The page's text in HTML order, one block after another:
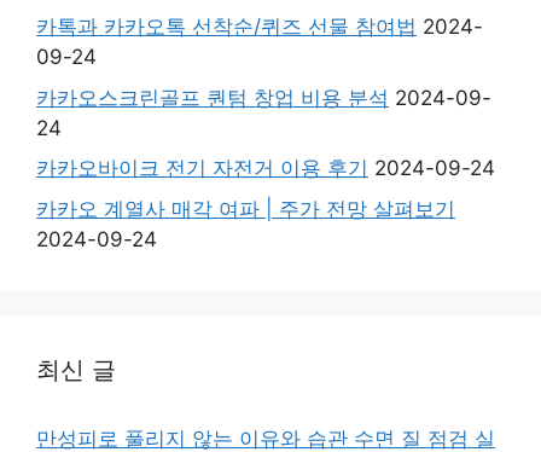
카톡과 카카오톡 선착순/퀴즈 선물 참여법 2024-
09-24
카카오스크린골프 퀀텀 창업 비용 분석 2024-09-
24
카카오바이크 전기 자전거 이용 후기 2024-09-24
카카오 계열사 매각 여파 | 주가 전망 살펴보기
2024-09-24
최신 글
만성피로 풀리지 않는 이유와 습관 수면 질 점검 실